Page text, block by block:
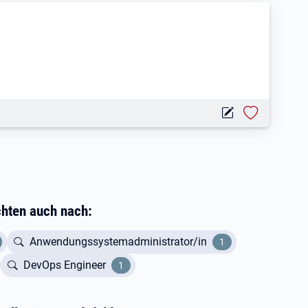
auch nach:
Anwendungssystemadministrator/in 1
DevOps Engineer 1